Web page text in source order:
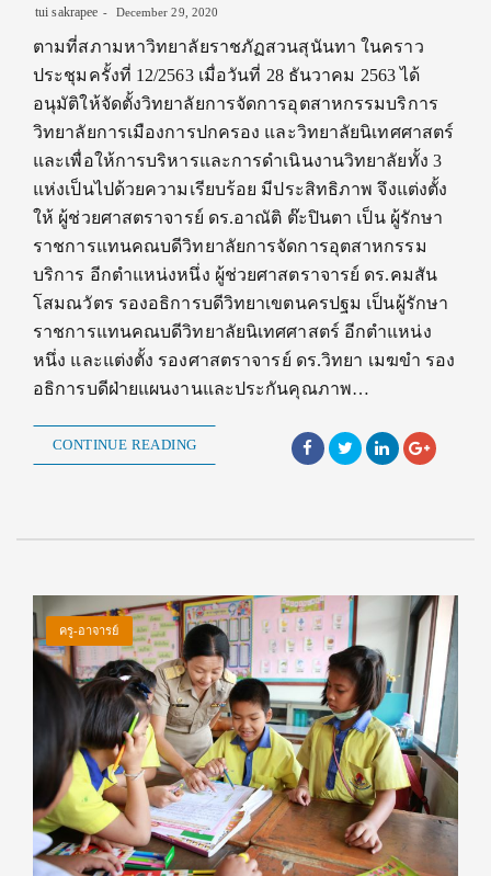
tui sakrapee December 29, 2020
ตามที่สภามหาวิทยาลัยราชภัฏสวนสุนันทา ในคราว
ประชุมครั้งที่ 12/2563 เมื่อวันที่ 28 ธันวาคม 2563 ได้
อนุมัติให้จัดตั้งวิทยาลัยการจัดการอุตสาหกรรมบริการ
วิทยาลัยการเมืองการปกครอง และวิทยาลัยนิเทศศาสตร์
และเพื่อให้การบริหารและการดำเนินงานวิทยาลัยทั้ง 3
แห่งเป็นไปด้วยความเรียบร้อย มีประสิทธิภาพ จึงแต่งตั้ง
ให้ ผู้ช่วยศาสตราจารย์ ดร.อาณัติ ต๊ะปินตา เป็น ผู้รักษา
ราชการแทนคณบดีวิทยาลัยการจัดการอุตสาหกรรม
บริการ อีกตำแหน่งหนึ่ง ผู้ช่วยศาสตราจารย์ ดร.คมสัน
โสมณวัตร รองอธิการบดีวิทยาเขตนครปฐม เป็นผู้รักษา
ราชการแทนคณบดีวิทยาลัยนิเทศศาสตร์ อีกตำแหน่ง
หนึ่ง และแต่งตั้ง รองศาสตราจารย์ ดร.วิทยา เมฆขำ รอง
อธิการบดีฝ่ายแผนงานและประกันคุณภาพ…
CONTINUE READING
ครู-อาจารย์